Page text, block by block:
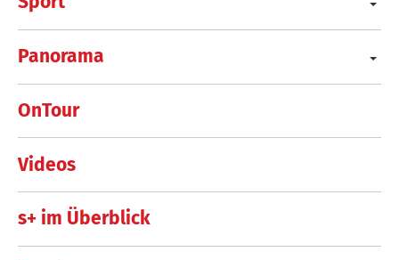
Panorama
OnTour
Videos
s+ im Überblick